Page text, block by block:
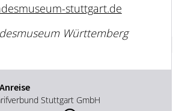
stuttgart.de
Württemberg
Stuttgart GmbH